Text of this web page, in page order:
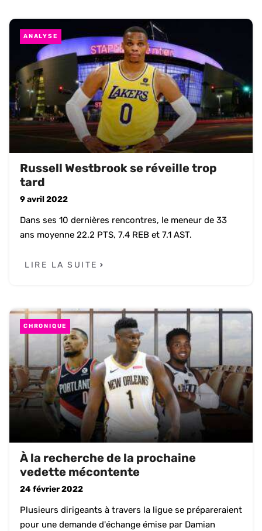
ANALYSE
Russell Westbrook se réveille trop
tard
9 avril 2022
Dans ses 10 dernières rencontres, le meneur de 33
ans moyenne 22.2 PTS, 7.4 REB et 7.1 AST.
LIRE LA SUITE
CHRONIQUE
À la recherche de la prochaine
vedette mécontente
24 février 2022
Plusieurs dirigeants à travers la ligue se prépareraient
pour une demande d'échange émise par Damian